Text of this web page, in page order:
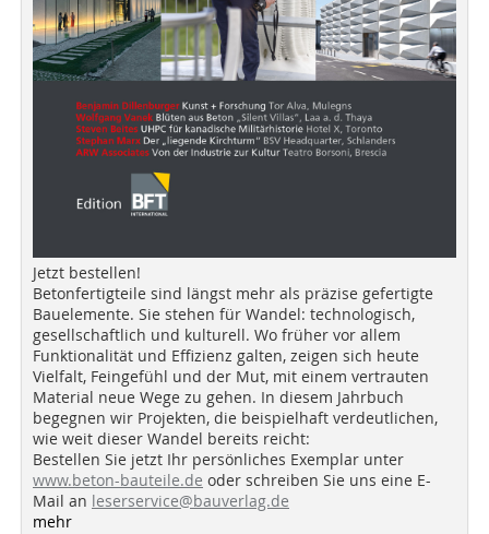
Jetzt bestellen!
Betonfertigteile sind längst mehr als präzise gefertigte
Bauelemente. Sie stehen für Wandel: technologisch,
gesellschaftlich und kulturell. Wo früher vor allem
Funktionalität und Effizienz galten, zeigen sich heute
Vielfalt, Feingefühl und der Mut, mit einem vertrauten
Material neue Wege zu gehen. In diesem Jahrbuch
begegnen wir Projekten, die beispielhaft verdeutlichen,
wie weit dieser Wandel bereits reicht:
Bestellen Sie jetzt Ihr persönliches Exemplar unter
www.beton-bauteile.de oder schreiben Sie uns eine E-
Mail an leserservice@bauverlag.de
mehr